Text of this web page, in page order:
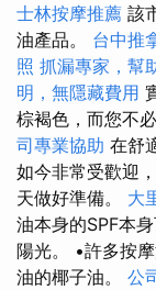
士林按摩推薦 該
油產品。 台中推
照 抓漏專家，幫
明，無隱藏費用
棕褐色，而您不
司專業協助 在舒
如今非常受歡迎
天做好準備。 大
油本身的SPF本
陽光。 •許多按
油的椰子油。 公